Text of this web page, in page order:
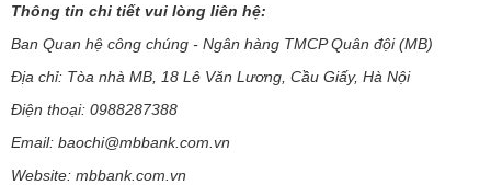
Thông tin chi tiết vui lòng liên hệ:
Ban Quan hệ công chúng - Ngân hàng TMCP Quân đội (MB)
Địa chỉ: Tòa nhà MB, 18 Lê Văn Lương, Cầu Giấy, Hà Nội
Điện thoại: 0988287388
Email: baochi@mbbank.com.vn
Website: mbbank.com.vn